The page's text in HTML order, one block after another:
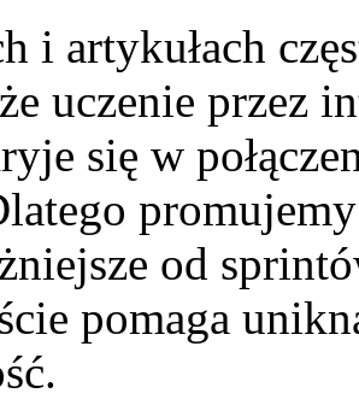
i artykułach
uczenie przez
się w
od
pomaga